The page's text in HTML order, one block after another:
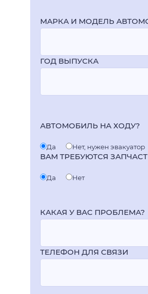
МАРКА И МОДЕЛЬ
ГОД ВЫПУСКА
АВТОМОБИЛЬ НА ХОДУ?
Да Нет, нужен эвакуатор
ВАМ ТРЕБУЮТСЯ
Да Нет
КАКАЯ У ВАС ПРОБЛЕМА?
ТЕЛЕФОН ДЛЯ СВЯЗИ